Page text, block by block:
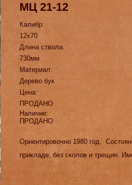
МЦ 21-12
Калибр:
12х70
Длина ствола:
730мм
Материал:
Дерево бук
Цена:
ПРОДАНО
Наличие:
ПРОДАНО
Ориентировочно 1980 год.
прикладе, без сколов и трещин.